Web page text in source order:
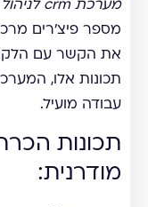
מערכת crm לניהול פניות
מספר פיצ'רים
את הקשר עם
תכונות אלו,
עבודה מועיל.
מודרנית: